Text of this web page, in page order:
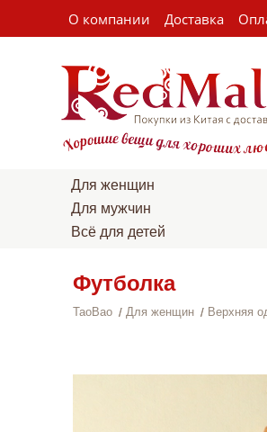
О компании Доставка
Для женщин
Для мужчин
Всё для детей
Футболка
TaoBao Для женщин Верхняя